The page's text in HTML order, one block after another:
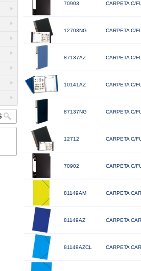
70903 CARPETA C/
12703NG CARPETA C/
87137AZ CARPETA C/
10141AZ CARPETA C/
87137NG CARPETA C/
12712 CARPETA C/
70902 CARPETA C/
81149AM CARPETA
81149AZ CARPETA
81149AZCL CARPETA